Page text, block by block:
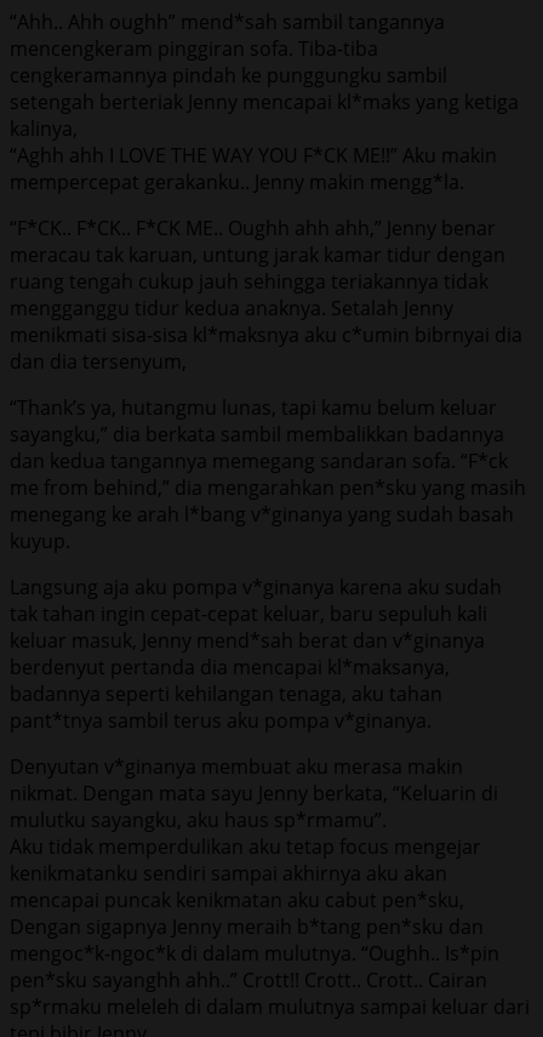
“Ahh.. Ahh oughh” mend*sah sambil tangannya
mencengkeram pinggiran sofa. Tiba-tiba
cengkeramannya pindah ke punggungku sambil
setengah berteriak Jenny mencapai kl*maks yang ketiga
kalinya,
“Aghh ahh I LOVE THE WAY YOU F*CK ME!!” Aku makin
mempercepat gerakanku.. Jenny makin mengg*la.
“F*CK.. F*CK.. F*CK ME.. Oughh ahh ahh,” Jenny benar
meracau tak karuan, untung jarak kamar tidur dengan
ruang tengah cukup jauh sehingga teriakannya tidak
mengganggu tidur kedua anaknya. Setalah Jenny
menikmati sisa-sisa kl*maksnya aku c*umin bibrnyai dia
dan dia tersenyum,
“Thank’s ya, hutangmu lunas, tapi kamu belum keluar
sayangku,” dia berkata sambil membalikkan badannya
dan kedua tangannya memegang sandaran sofa. “F*ck
me from behind,” dia mengarahkan pen*sku yang masih
menegang ke arah l*bang v*ginanya yang sudah basah
kuyup.
Langsung aja aku pompa v*ginanya karena aku sudah
tak tahan ingin cepat-cepat keluar, baru sepuluh kali
keluar masuk, Jenny mend*sah berat dan v*ginanya
berdenyut pertanda dia mencapai kl*maksanya,
badannya seperti kehilangan tenaga, aku tahan
pant*tnya sambil terus aku pompa v*ginanya.
Denyutan v*ginanya membuat aku merasa makin
nikmat. Dengan mata sayu Jenny berkata, “Keluarin di
mulutku sayangku, aku haus sp*rmamu”.
Aku tidak memperdulikan aku tetap focus mengejar
kenikmatanku sendiri sampai akhirnya aku akan
mencapai puncak kenikmatan aku cabut pen*sku,
Dengan sigapnya Jenny meraih b*tang pen*sku dan
mengoc*k-ngoc*k di dalam mulutnya. “Oughh.. Is*pin
pen*sku sayanghh ahh..” Crott!! Crott.. Crott.. Cairan
sp*rmaku meleleh di dalam mulutnya sampai keluar dari